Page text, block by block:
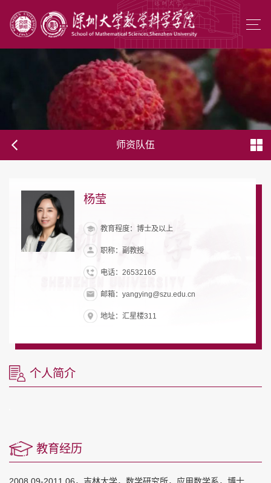
师资队伍
杨莹
教育程度：博士及以上
职称：副教授
电话：26532165
邮箱：yangying@szu.edu.cn
地址：汇星楼311
个人简介
教育经历
2008.09-2011.06，吉林大学，数学研究所，应用数学系，博士